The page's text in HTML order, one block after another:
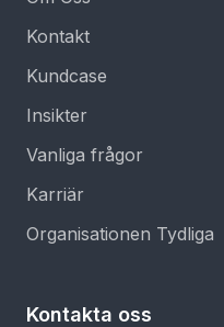
Kontakt
Kundcase
Insikter
Vanliga frågor
Karriär
Organisationen Tydliga
Kontakta oss